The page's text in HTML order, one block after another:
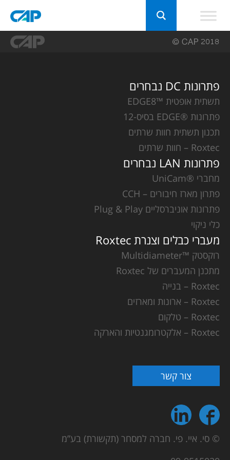
פתרונות DC נבחרים
תשתית אופטית ™EDGE8
פתרונות ®EDGE בסיס-12
תכנון תשתית חוות שרתים
Roxtec – חוות שרתים
פתרונות LAN נבחרים
מחברי ®UniCam
פתרון מארז חיבורים – CCH
פתרונות אוניברסליים Plug & Play
כלי ניקוי
מעברי כבלים וצנרת Roxtec
רוקסטק ™Multidiameter
מתכנן המעברים של Roxtec
Roxtec – בנייה
Roxtec – ארונות ומארזים
Roxtec – טלקום
Roxtec – אלקטרומגנטיות והארקה
צור קשר
© סי. איי. פי. חברה למסחר (תקשורת) בע”מ